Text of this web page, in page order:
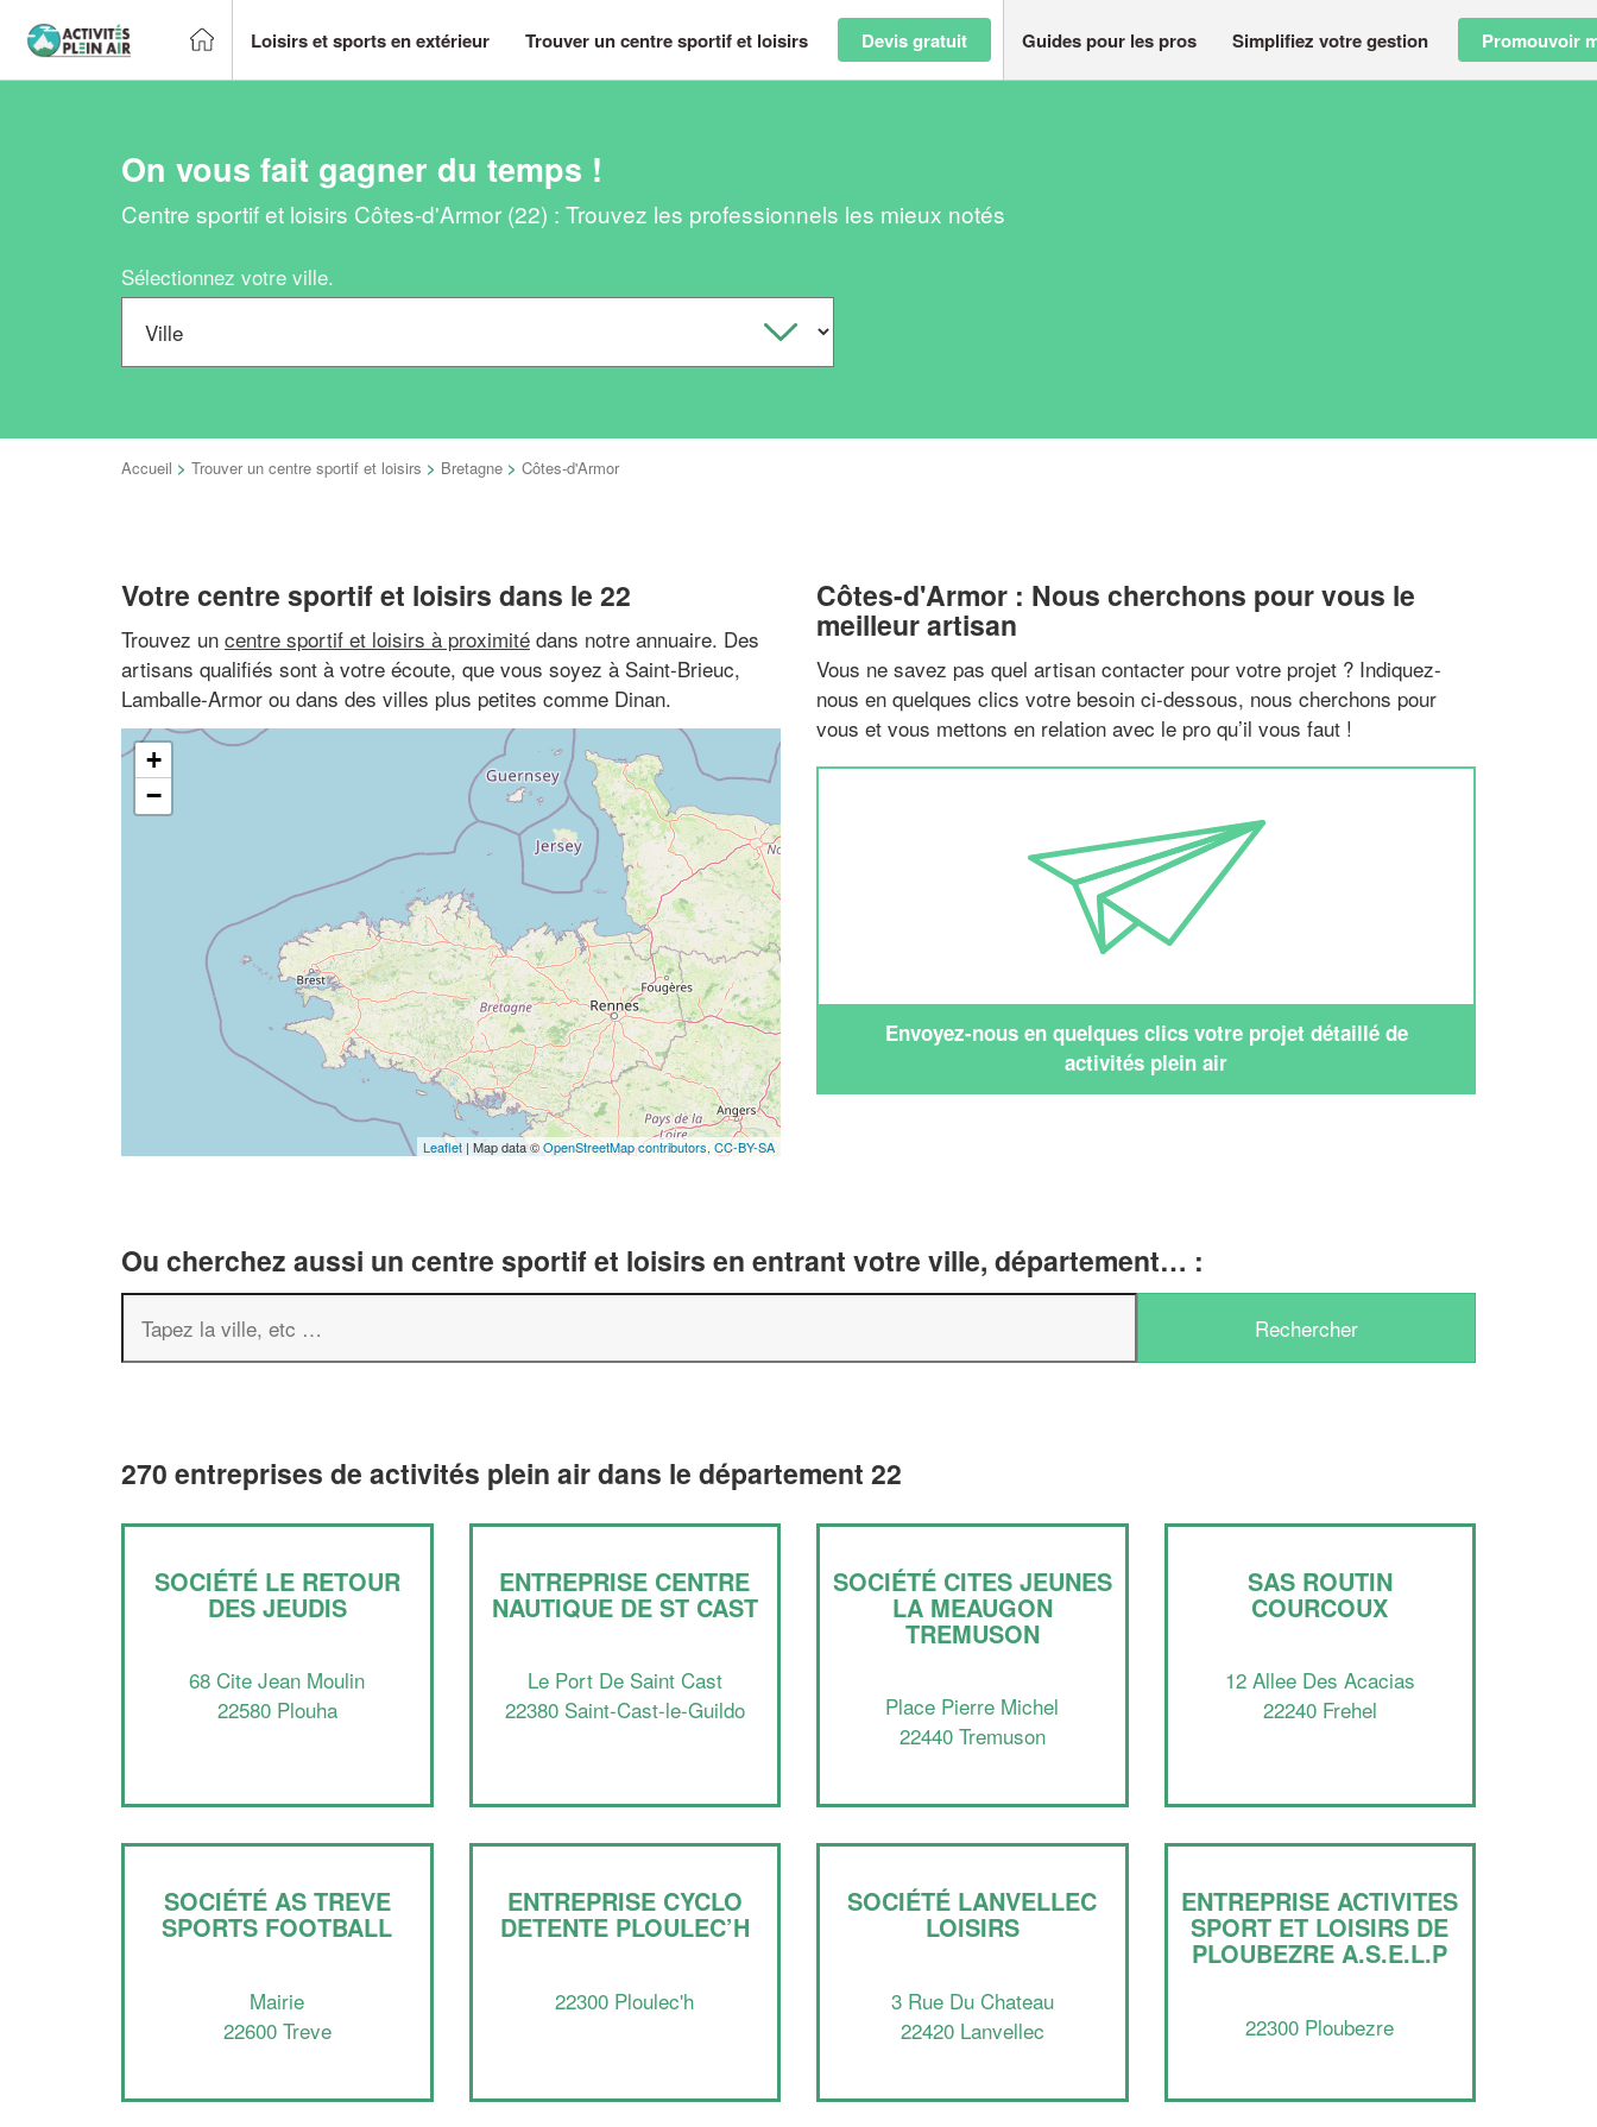
Loisirs et sports en extérieur Trouver un centre sportif et loisirs Devis gratuit Guides pour les pros Simplifiez votre gestion Promouvoir
On vous fait gagner du temps !
Centre sportif et loisirs Côtes-d'Armor (22) : Trouvez les professionnels les mieux notés
Sélectionnez votre ville.
Accueil > Trouver un centre sportif et loisirs > Bretagne > Côtes-d'Armor
Votre centre sportif et loisirs dans le 22
Trouvez un centre sportif et loisirs à proximité dans notre annuaire. Des
artisans qualifiés sont à votre écoute, que vous soyez à Saint-Brieuc,
Lamballe-Armor ou dans des villes plus petites comme Dinan.
+
−
Leaflet | Map data ©OpenStreetMap contributors, CC-BY-SA
Côtes-d'Armor : Nous cherchons pour vous le
meilleur artisan
Vous ne savez pas quel artisan contacter pour votre projet ? Indiquez-
nous en quelques clics votre besoin ci-dessous, nous cherchons pour
vous et vous mettons en relation avec le pro qu’il vous faut !
Envoyez-nous en quelques clics votre projet détaillé de
activités plein air
Ou cherchez aussi un centre sportif et loisirs en entrant votre ville, département… :
270 entreprises de activités plein air dans le département 22
SOCIÉTÉ LE RETOUR
DES JEUDIS
68 Cite Jean Moulin
22580 Plouha
ENTREPRISE CENTRE
NAUTIQUE DE ST CAST
Le Port De Saint Cast
22380 Saint-Cast-le-Guildo
SOCIÉTÉ CITES JEUNES
LA MEAUGON
TREMUSON
Place Pierre Michel
22440 Tremuson
SAS ROUTIN
COURCOUX
12 Allee Des Acacias
22240 Frehel
SOCIÉTÉ AS TREVE
SPORTS FOOTBALL
Mairie
22600 Treve
ENTREPRISE CYCLO
DETENTE PLOULEC’H
22300 Ploulec'h
SOCIÉTÉ LANVELLEC
LOISIRS
3 Rue Du Chateau
22420 Lanvellec
ENTREPRISE ACTIVITES
SPORT ET LOISIRS DE
PLOUBEZRE A.S.E.L.P
22300 Ploubezre
Vous êtes un
professionnel ?
Augmentez votrechiffre d'affaires
margestout en gagnant de